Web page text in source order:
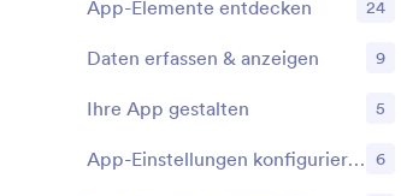
Features
App-Elemente entdecken 24
Features
Daten erfassen & anzeigen 9
Features
Ihre App gestalten 5
Features App-Einstellungen konfigurieren 6